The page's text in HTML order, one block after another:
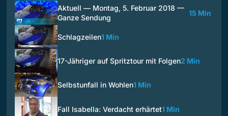
Aktuell — Montag, 5. Februar 2018 —
Ganze Sendung
15 Min
Schlagzeilen1 Min
17-Jähriger auf Spritztour mit Folgen2 Min
Selbstunfall in Wohlen1 Min
Fall Isabella: Verdacht erhärtet1 Min